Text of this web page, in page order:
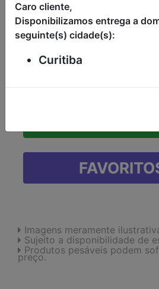
WICKBOLD PACOTE
R$14,99
-
Imagens meramente
Sujeito a disponibilidade de
Produtos pesáveis podem
preço.
Caro cliente,
Disponibilizamos entrega a
seguinte(s) cidade(s):
Curitiba